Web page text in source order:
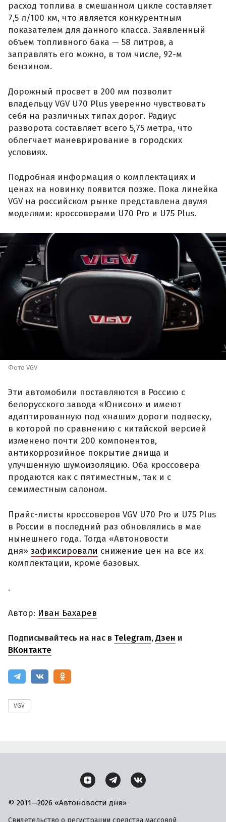
расход топлива в смешанном цикле составляет
7,5 л/100 км, что является конкурентным
показателем для данного класса. Заявленный
объем топливного бака — 58 литров, а
заправлять его можно, в том числе, 92-м
бензином.
Дорожный просвет в 200 мм позволит
владельцу VGV U70 Plus уверенно чувствовать
себя на различных типах дорог. Радиус
разворота составляет всего 5,75 метра, что
облегчает маневрирование в городских
условиях.
Подробная информация о комплектациях и
ценах на новинку появится позже. Пока линейка
VGV на российском рынке представлена двумя
моделями: кроссоверами U70 Pro и U75 Plus.
Фото VGV
Эти автомобили поставляются в Россию с
белорусского завода «Юнисон» и имеют
адаптированную под «наши» дороги подвеску,
в которой по сравнению с китайской версией
изменено почти 200 компонентов,
антикоррозийное покрытие днища и
улучшенную шумоизоляцию. Оба кроссовера
продаются как с пятиместным, так и с
семиместным салоном.
Прайс-листы кроссоверов VGV U70 Pro и U75 Plus
в России в последний раз обновлялись в мае
нынешнего года. Тогда «Автоновости
дня» зафиксировали снижение цен на все их
комплектации, кроме базовых.
.
Автор: Иван Бахарев
Подписывайтесь на нас в Telegram,Дзен и
ВКонтакте
VGV
© 2011—2026 «Автоновости дня»